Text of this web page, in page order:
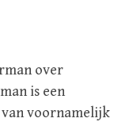
over
is een
voornamelijk